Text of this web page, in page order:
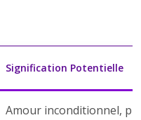
Signification Potentielle
Amour inconditionnel,